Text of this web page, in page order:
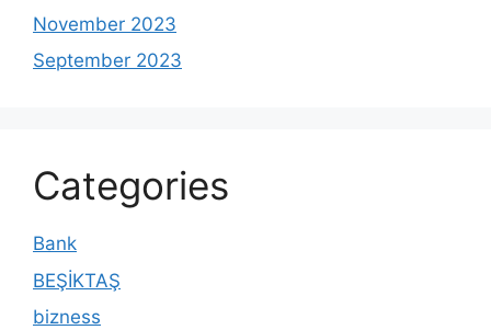
November 2023
September 2023
Categories
Bank
BEŞİKTAŞ
bizness